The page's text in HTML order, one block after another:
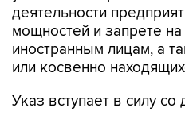
иностранным лицам, а
или косвенно
Указ вступает в силу со
Пакет акций в